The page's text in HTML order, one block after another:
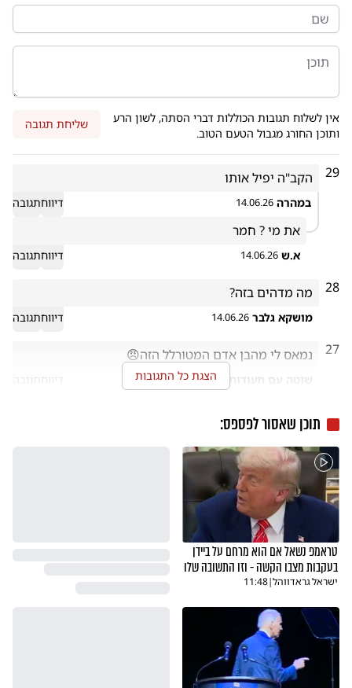
אין לשלוח תגובות הכוללות דברי הסתה, לשון הרע
ותוכן החורג מגבול הטעם הטוב.
שליחת תגובה
29 הקב"ה יפיל אותו
במהרה 14.06.26 דיווחתגובה
את מי ? חמר
א.ש 14.06.26 דיווחתגובה
28 מה מדהים בזה?
מושקא גלבר 14.06.26 דיווחתגובה
27 נמאס לי מהבן אדם המטורלל הזה😠
שוטה עם תעודות 14.06.26 דיווח הצגת כל התגובות
תוכן שאסור לפספס:
טראמפ נשאל אם הוא מרחם על ביידן
בעקבות מצבו הקשה - וזו התשובה שלו
ישראל גראדווהל|
11:48